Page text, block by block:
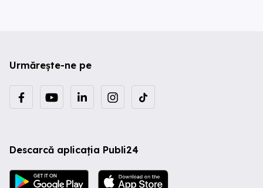
Urmărește-ne pe
Descarcă aplicația Publi24